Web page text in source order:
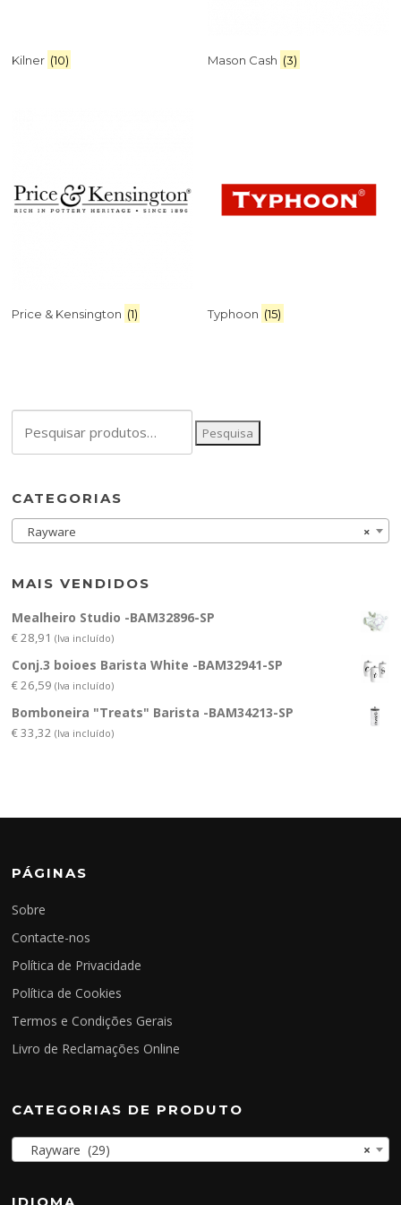
Kilner (10) Mason Cash (3)
Price & Kensington (1) Typhoon (15)
por:
Pesquisa
CATEGORIAS
×
Rayware
MAIS VENDIDOS
Mealheiro Studio -BAM32896-SP
€28,91 (Iva incluído)
Conj.3 boioes Barista White -BAM32941-SP
€26,59 (Iva incluído)
Bomboneira "Treats" Barista -BAM34213-SP
€33,32 (Iva incluído)
PÁGINAS
Sobre
Contacte-nos
Política de Privacidade
Política de Cookies
Termos e Condições Gerais
Livro de Reclamações Online
CATEGORIAS DE PRODUTO
×
Rayware (29)